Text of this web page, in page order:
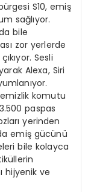
S10, emiş
sağlıyor.
bile
zor yerlerde
Sesli
Alexa, Siri
komutu
paspas
yerinden
emiş gücünü
bile kolayca
hijyenik ve